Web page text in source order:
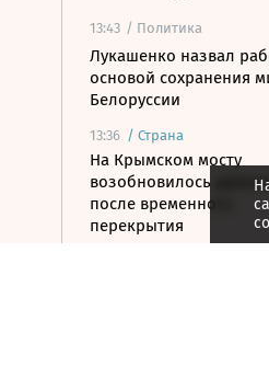
13:43 / Политика
Лукашенко назвал
основой сохранения
Белоруссии
13:36 / Страна
На Крымском мосту
возобновилось
после временного
перекрытия